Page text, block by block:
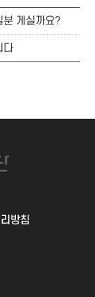
분 게실까요?
다
방침